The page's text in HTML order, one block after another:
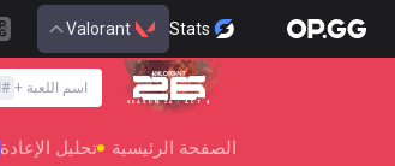
Stats
Valorant
SEASON 26 : ACT 4
اسم اللعبة +
#
الصفحة الرئيسية تحليل الإعادة